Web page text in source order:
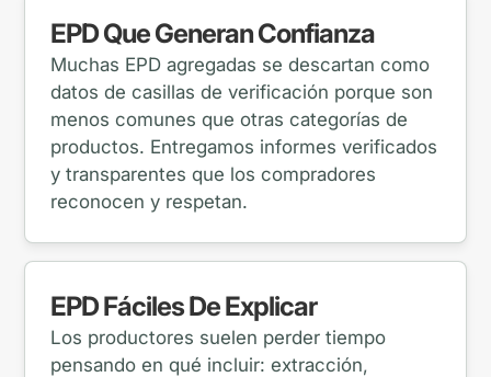
EPD Que Generan Confianza
Muchas EPD agregadas se descartan como
datos de casillas de verificación porque son
menos comunes que otras categorías de
productos. Entregamos informes verificados
y transparentes que los compradores
reconocen y respetan.
EPD Fáciles De Explicar
Los productores suelen perder tiempo
pensando en qué incluir: extracción,